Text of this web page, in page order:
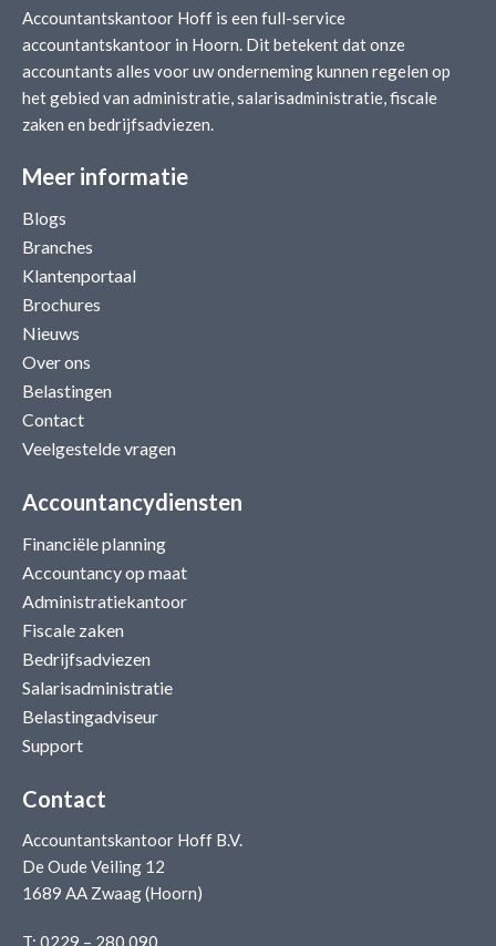
Accountantskantoor Hoff is een full-service
accountantskantoor in Hoorn. Dit betekent dat onze
accountants alles voor uw onderneming kunnen regelen op
het gebied van administratie, salarisadministratie, fiscale
zaken en bedrijfsadviezen.
Meer informatie
Blogs
Branches
Klantenportaal
Brochures
Nieuws
Over ons
Belastingen
Contact
Veelgestelde vragen
Accountancydiensten
Financiële planning
Accountancy op maat
Administratiekantoor
Fiscale zaken
Bedrijfsadviezen
Salarisadministratie
Belastingadviseur
Support
Contact
Accountantskantoor Hoff B.V.
De Oude Veiling 12
1689 AA Zwaag (Hoorn)
T: 0229 – 280 090